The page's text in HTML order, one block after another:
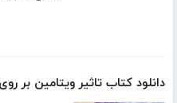
دانلود کتاب تاثیر ویتامین بر